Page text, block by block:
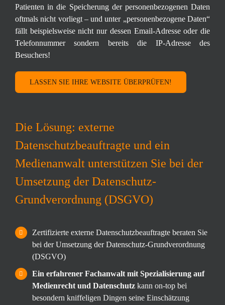
Patienten in die Speicherung der personenbezogenen Daten
oftmals nicht vorliegt – und unter „personenbezogene Daten“
fällt beispielsweise nicht nur dessen Email-Adresse oder die
Telefonnummer sondern bereits die IP-Adresse des
Besuchers!
LASSEN SIE IHRE WEBSITE ÜBERPRÜFEN!
Die Lösung: externe
Datenschutzbeauftragte und ein
Medienanwalt unterstützen Sie bei der
Umsetzung der Datenschutz-
Grundverordnung (DSGVO)
Zertifizierte externe Datenschutzbeauftragte beraten Sie
bei der Umsetzung der Datenschutz-Grundverordnung
(DSGVO)
Ein erfahrener Fachanwalt mit Spezialisierung auf
Medienrecht und Datenschutzkann on-top bei
besondern kniffeligen Dingen seine Einschätzung